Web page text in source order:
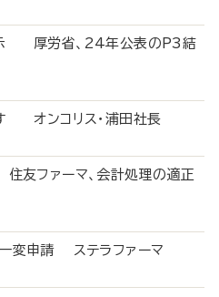
示 厚労省、24年公表のP3結
オンコリス・浦田社長
友ファーマ、会計処理の適正
一変申請 ステラファーマ